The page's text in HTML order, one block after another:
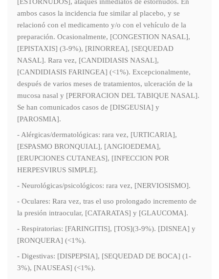
[ESTORNUDOS], ataques inmediatos de estornudos. En
ambos casos la incidencia fue similar al placebo, y se
relacionó con el medicamento y/o con el vehículo de la
preparación. Ocasionalmente, [CONGESTION NASAL],
[EPISTAXIS] (3-9%), [RINORREA], [SEQUEDAD
NASAL]. Rara vez, [CANDIDIASIS NASAL],
[CANDIDIASIS FARINGEA] (<1%). Excepcionalmente,
después de varios meses de tratamientos, ulceración de la
mucosa nasal y [PERFORACION DEL TABIQUE NASAL].
Se han comunicados casos de [DISGEUSIA] y
[PAROSMIA].
- Alérgicas/dermatológicas: rara vez, [URTICARIA],
[ESPASMO BRONQUIAL], [ANGIOEDEMA],
[ERUPCIONES CUTANEAS], [INFECCION POR
HERPESVIRUS SIMPLE].
- Neurológicas/psicológicos: rara vez, [NERVIOSISMO].
- Oculares: Rara vez, tras el uso prolongado incremento de
la presión intraocular, [CATARATAS] y [GLAUCOMA].
- Respiratorias: [FARINGITIS], [TOS](3-9%). [DISNEA] y
[RONQUERA] (<1%).
- Digestivas: [DISPEPSIA], [SEQUEDAD DE BOCA] (1-
3%), [NAUSEAS] (<1%).